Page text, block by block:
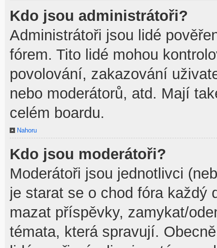
Kdo jsou administrátoři?
Administrátoři jsou lidé
fórem. Tito lidé mohou
povolování, zakazování
nebo moderátorů, atd. Mají
celém boardu.
Nahoru
Kdo jsou moderátoři?
Moderátoři jsou jednotlivci
je starat se o chod fóra každý
mazat příspěvky, zamykat/
témata, která spravují.